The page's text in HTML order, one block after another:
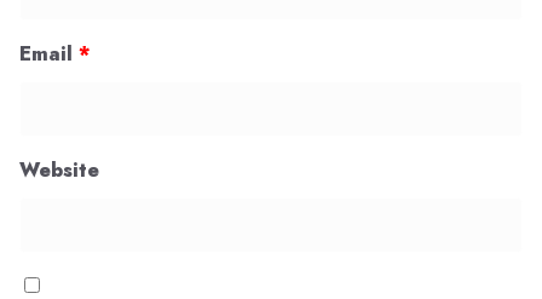
Email *
Website